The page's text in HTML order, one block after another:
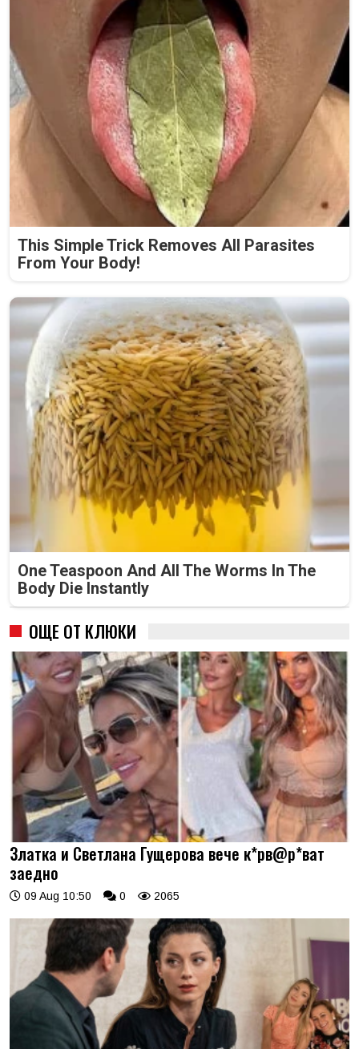
This Simple Trick Removes All Parasites
From Your Body!
One Teaspoon And All The Worms In The
Body Die Instantly
ОЩЕ ОТ КЛЮКИ
Златка и Светлана Гущерова вече к*рв@р*ват
заедно
09 Aug 10:50 0 2065